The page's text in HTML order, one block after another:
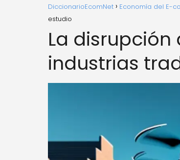
DiccionarioEcomNet Economía del E-
estudio
La
industrias